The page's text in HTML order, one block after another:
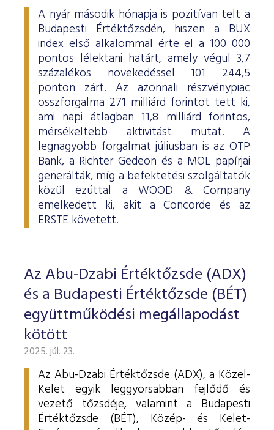
A nyár második hónapja is pozitívan telt a
Budapesti Értéktőzsdén, hiszen a BUX
index első alkalommal érte el a 100 000
pontos lélektani határt, amely végül 3,7
százalékos növekedéssel 101 244,5
ponton zárt. Az azonnali részvénypiac
összforgalma 271 milliárd forintot tett ki,
ami napi átlagban 11,8 milliárd forintos,
mérsékeltebb aktivitást mutat. A
legnagyobb forgalmat júliusban is az OTP
Bank, a Richter Gedeon és a MOL papírjai
generálták, míg a befektetési szolgáltatók
közül ezúttal a WOOD & Company
emelkedett ki, akit a Concorde és az
ERSTE követett.
Az Abu-Dzabi Értéktőzsde (ADX)
és a Budapesti Értéktőzsde (BÉT)
együttműködési megállapodást
kötött
2025. júl. 23.
Az Abu-Dzabi Értéktőzsde (ADX), a Közel-
Kelet egyik leggyorsabban fejlődő és
vezető tőzsdéje, valamint a Budapesti
Értéktőzsde (BÉT), Közép- és Kelet-